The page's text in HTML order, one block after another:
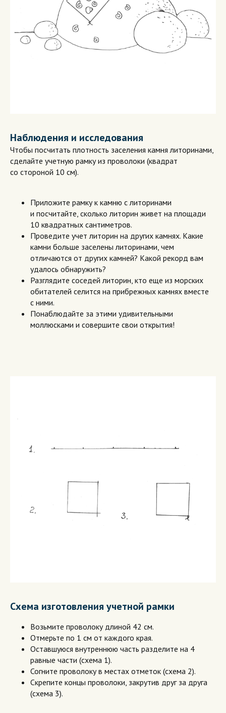
Наблюдения и исследования
Чтобы посчитать плотность заселения камня литоринами,
сделайте учетную рамку из проволоки (квадрат
со стороной 10 см).
Приложите рамку к камню с литоринами
и посчитайте, сколько литорин живет на площади
10 квадратных сантиметров.
Проведите учет литорин на других камнях. Какие
камни больше заселены литоринами, чем
отличаются от других камней? Какой рекорд вам
удалось обнаружить?
Разглядите соседей литорин, кто еще из морских
обитателей селится на прибрежных камнях вместе
с ними.
Понаблюдайте за этими удивительными
моллюсками и совершите свои открытия!
Схема изготовления учетной рамки
Возьмите проволоку длиной 42 см.
Отмерьте по 1 см от каждого края.
Оставшуюся внутреннюю часть разделите на 4
равные части (схема 1).
Согните проволоку в местах отметок (схема 2).
Скрепите концы проволоки, закрутив друг за друга
(схема 3).